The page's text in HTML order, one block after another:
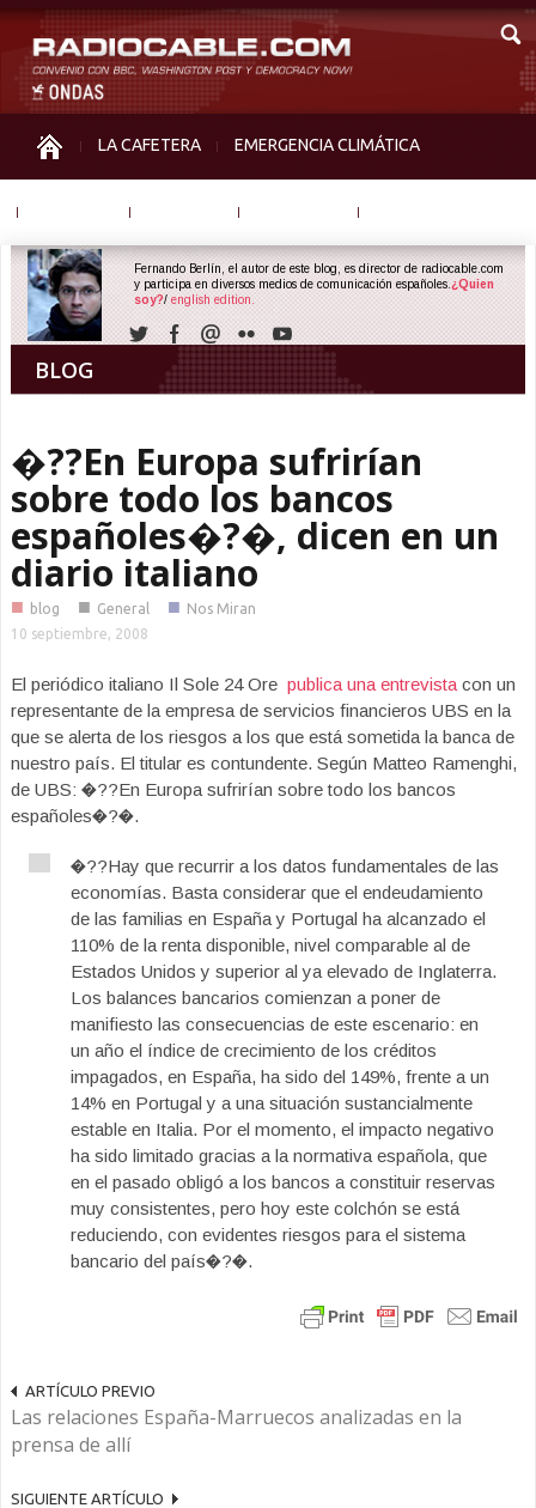
LA CAFETERA EMERGENCIA CLIMÁTICA
BLOG
Fernando Berlín, el autor de este blog, es director de radiocable.com
y participa en diversos medios de comunicación españoles. ¿Quien
soy?/ english edition.
�??En Europa sufrirían
sobre todo los bancos
españoles�?�, dicen en un
diario italiano
■ blog ■ General ■ Nos Miran
10 septiembre, 2008
El periódico italiano Il Sole 24 Ore publica una entrevista con un
representante de la empresa de servicios financieros UBS en la
que se alerta de los riesgos a los que está sometida la banca de
nuestro país. El titular es contundente. Según Matteo Ramenghi,
de UBS: �??En Europa sufrirían sobre todo los bancos
españoles�?�.
�??Hay que recurrir a los datos fundamentales de las
economías. Basta considerar que el endeudamiento
de las familias en España y Portugal ha alcanzado el
110% de la renta disponible, nivel comparable al de
Estados Unidos y superior al ya elevado de Inglaterra.
Los balances bancarios comienzan a poner de
manifiesto las consecuencias de este escenario: en
un año el índice de crecimiento de los créditos
impagados, en España, ha sido del 149%, frente a un
14% en Portugal y a una situación sustancialmente
estable en Italia. Por el momento, el impacto negativo
ha sido limitado gracias a la normativa española, que
en el pasado obligó a los bancos a constituir reservas
muy consistentes, pero hoy este colchón se está
reduciendo, con evidentes riesgos para el sistema
bancario del país�?�.
ARTÍCULO PREVIO
Las relaciones España-Marruecos analizadas en la
prensa de allí
SIGUIENTE ARTÍCULO